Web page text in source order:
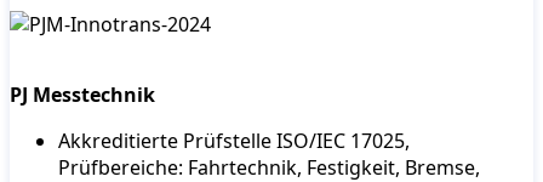
PJ Messtechnik
Akkreditierte Prüfstelle ISO/IEC 17025,
Prüfbereiche: Fahrtechnik, Festigkeit, Bremse,